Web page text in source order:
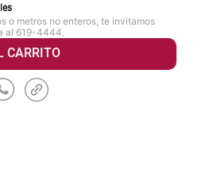
o metros no enteros, te invitamos
al 619-4444.
CARRITO